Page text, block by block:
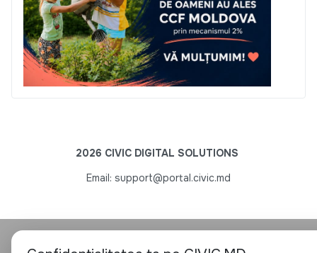
2026 CIVIC DIGITAL SOLUTIONS
Email: support@portal.civic.md